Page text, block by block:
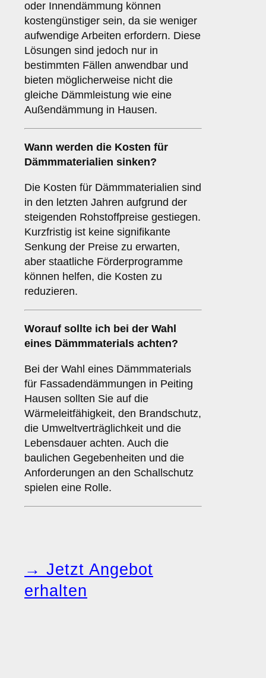
oder Innendämmung können
kostengünstiger sein, da sie weniger
aufwendige Arbeiten erfordern. Diese
Lösungen sind jedoch nur in
bestimmten Fällen anwendbar und
bieten möglicherweise nicht die
gleiche Dämmleistung wie eine
Außendämmung in Hausen.
Wann werden die Kosten für
Dämmmaterialien sinken?
Die Kosten für Dämmmaterialien sind
in den letzten Jahren aufgrund der
steigenden Rohstoffpreise gestiegen.
Kurzfristig ist keine signifikante
Senkung der Preise zu erwarten,
aber staatliche Förderprogramme
können helfen, die Kosten zu
reduzieren.
Worauf sollte ich bei der Wahl
eines Dämmmaterials achten?
Bei der Wahl eines Dämmmaterials
für Fassadendämmungen in Peiting
Hausen sollten Sie auf die
Wärmeleitfähigkeit, den Brandschutz,
die Umweltverträglichkeit und die
Lebensdauer achten. Auch die
baulichen Gegebenheiten und die
Anforderungen an den Schallschutz
spielen eine Rolle.
→ Jetzt Angebot
erhalten